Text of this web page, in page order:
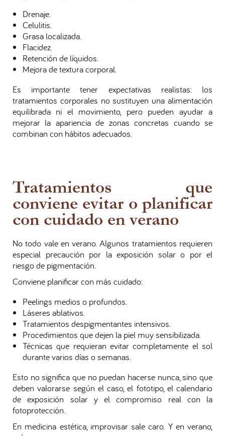
Drenaje.
Celulitis.
Grasa localizada.
Flacidez.
Retención de líquidos.
Mejora de textura corporal.
Es importante tener expectativas realistas: los
tratamientos corporales no sustituyen una alimentación
equilibrada ni el movimiento, pero pueden ayudar a
mejorar la apariencia de zonas concretas cuando se
combinan con hábitos adecuados.
Tratamientos que
conviene evitar o planificar
con cuidado en verano
No todo vale en verano. Algunos tratamientos requieren
especial precaución por la exposición solar o por el
riesgo de pigmentación.
Conviene planificar con más cuidado:
Peelings medios o profundos.
Láseres ablativos.
Tratamientos despigmentantes intensivos.
Procedimientos que dejen la piel muy sensibilizada.
Técnicas que requieran evitar completamente el sol
durante varios días o semanas.
Esto no significa que no puedan hacerse nunca, sino que
deben valorarse según el caso, el fototipo, el calendario
de exposición solar y el compromiso real con la
fotoprotección.
En medicina estética, improvisar sale caro. Y en verano,